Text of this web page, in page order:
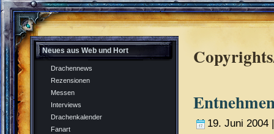
Neues aus Web und Hort
Drachennews
Rezensionen
Messen
Interviews
Drachenkalender
Fanart
19. Juni 2004